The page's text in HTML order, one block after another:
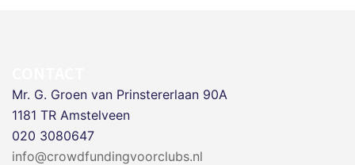
Mr. G. Groen van Prinstererlaan 90A
1181 TR Amstelveen
020 3080647
info@crowdfundingvoorclubs.nl